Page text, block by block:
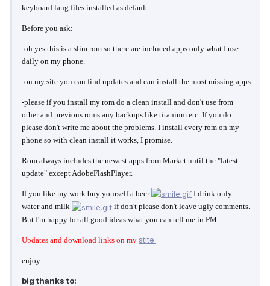
keyboard lang files installed as default
Before you ask:
-oh yes this is a slim rom so there are incluced apps only what I use
daily on my phone.
-on my site you can find updates and can install the most missing apps
-please if you install my rom do a clean install and don't use from
other and previous roms any backups like titanium etc. If you do
please don't write me about the problems. I install every rom on my
phone so with clean install it works, I promise.
Rom always includes the newest apps from Market until the "latest
update" except AdobeFlashPlayer.
If you like my work buy yourself a beer
I drink only
water and milk
if don't please don't leave ugly comments.
But I'm happy for all good ideas what you can tell me in PM..
Updates and download links on my stite.
enjoy
big thanks to: